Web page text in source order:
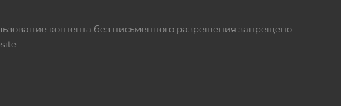
контента без письменного разрешения запрещено.